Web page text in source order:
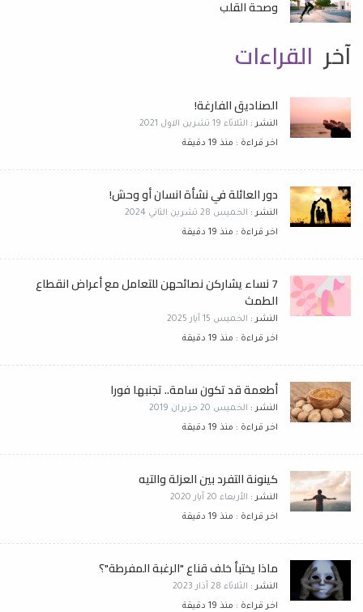
وصحة القلب
آخر القراءات
الصناديق الفارغة!
النشر : الثلاثاء 19 تشرين الاول 2021
اخر قراءة : منذ 19 دقيقة
دور العائلة في نشأة انسان أو وحش!
النشر : الخميس 28 تشرين الثاني 2024
اخر قراءة : منذ 19 دقيقة
7 نساء يشاركن نصائحهن للتعامل مع أعراض انقطاع
الطمث
النشر : الخميس 15 آيار 2025
اخر قراءة : منذ 19 دقيقة
أطعمة قد تكون سامة.. تجنبها فورا
النشر : الخميس 20 حزيران 2019
اخر قراءة : منذ 19 دقيقة
كينونة التفرد بين العزلة والتيه
النشر : الأربعاء 20 آيار 2020
اخر قراءة : منذ 19 دقيقة
ماذا يختبأ خلف قناع "الرغبة المفرطة"؟
النشر : الثلاثاء 28 آذار 2023
اخر قراءة : منذ 19 دقيقة